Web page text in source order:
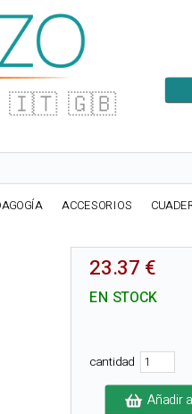
🇮🇹 🇬🇧
ACCESORIOS
23.37 €
EN STOCK
cantidad
Añadir